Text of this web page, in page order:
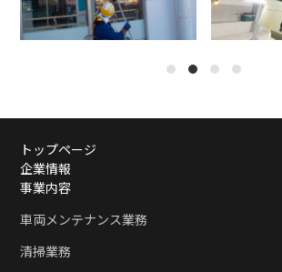
1 2 3
トップページ
企業情報
事業内容
車両メンテナンス業務
清掃業務